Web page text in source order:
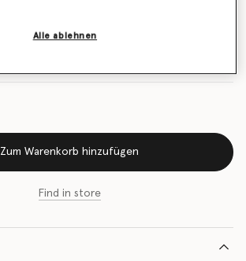
Zum Warenkorb hinzufügen
Find in store
Alle ablehnen